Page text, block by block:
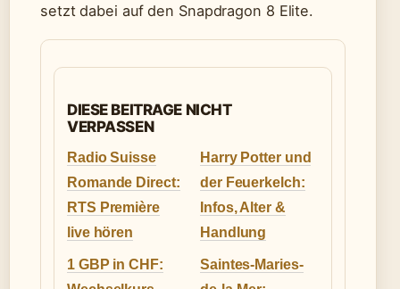
setzt dabei auf den Snapdragon 8 Elite.
DIESE BEITRAGE NICHT
VERPASSEN
Radio Suisse
Romande Direct:
RTS Première
live hören
Harry Potter und
der Feuerkelch:
Infos, Alter &
Handlung
1 GBP in CHF:
Saintes-Maries-